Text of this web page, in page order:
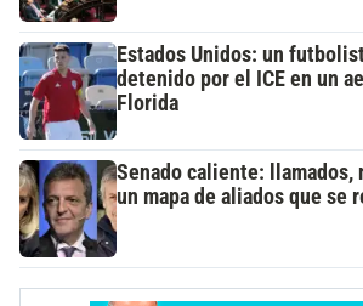
Estados Unidos: un
detenido por el ICE en un
Florida
Senado caliente: llamados,
un mapa de aliados que se